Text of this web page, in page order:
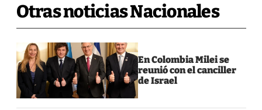
Otras noticias Nacionales
En Colombia Milei se
reunió con el canciller
de Israel